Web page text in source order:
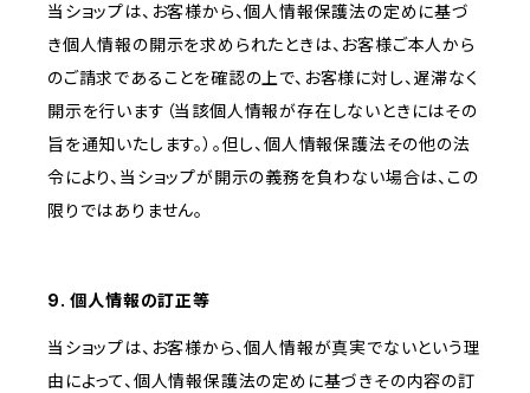
当ショップは、お客様から、個人情報保護法の定めに基づ
き個人情報の開示を求められたときは、お客様ご本人から
のご請求であることを確認の上で、お客様に対し、遅滞なく
開示を行います（当該個人情報が存在しないときにはその
旨を通知いたします。）。但し、個人情報保護法その他の法
令により、当ショップが開示の義務を負わない場合は、この
限りではありません。
9. 個人情報の訂正等
当ショップは、お客様から、個人情報が真実でないという理
由によって、個人情報保護法の定めに基づきその内容の訂